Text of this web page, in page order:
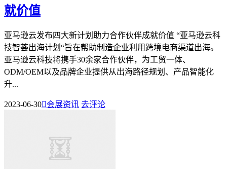
就价值
亚马逊云发布四大新计划助力合作伙伴成就价值 “亚马逊云科
技智荟出海计划“旨在帮助制造企业利用跨境电商渠道出海。
亚马逊云科技将携手30余家合作伙伴，为工贸一体、
ODM/OEM以及品牌企业提供从出海路径规划、产品智能化
升...
2023-06-30会展资讯 去评论